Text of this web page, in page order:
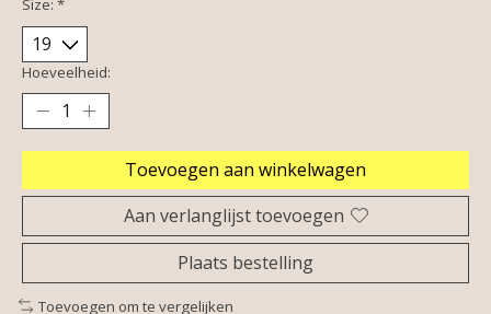
Size: *
Hoeveelheid:
Toevoegen aan winkelwagen
Aan verlanglijst toevoegen
Plaats bestelling
Toevoegen om te vergelijken